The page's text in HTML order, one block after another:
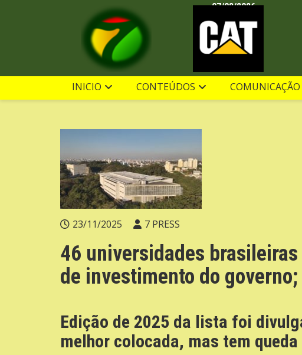
07/08/2026
INICIO CONTEÚDOS COMUNICAÇÃO
23/11/2025 7 PRESS
46 universidades
de investimento do
Edição de 2025 da lista foi
melhor colocada, mas tem